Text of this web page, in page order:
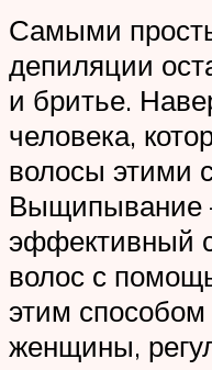
Самыми
депиляции
и бритье.
человека,
волосы этими
Выщипывание
эффективный
волос с
этим
женщины,